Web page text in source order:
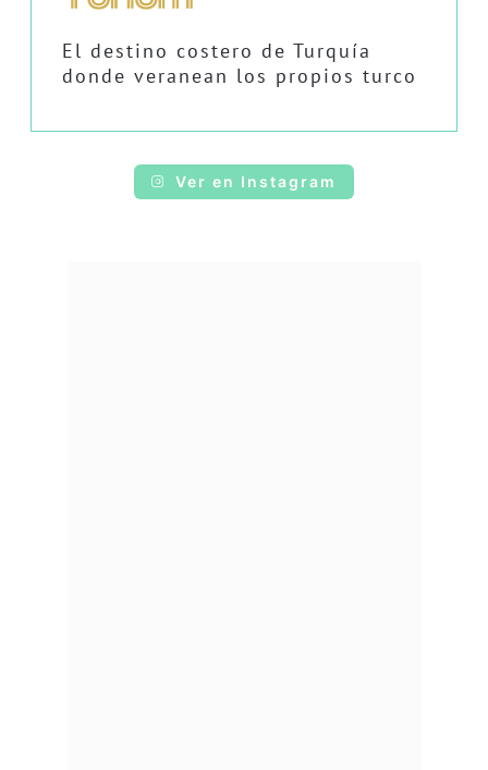
El destino costero de Turquía
donde veranean los propios turco
Ver en Instagram